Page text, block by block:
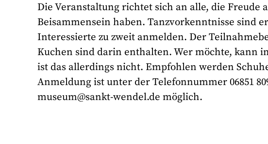
Die Veranstaltung richtet sich an alle, die Freude
Beisammensein haben. Tanzvorkenntnisse sind
Interessierte zu zweit anmelden. Der
Kuchen sind darin enthalten. Wer möchte, kann
ist das allerdings nicht. Empfohlen werden
Anmeldung ist unter der Telefonnummer 06851
museum@sankt-wendel.de möglich.